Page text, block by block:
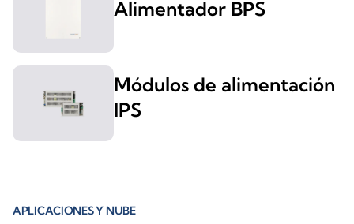
Alimentador BPS
Módulos de alimentación
IPS
APLICACIONES Y NUBE